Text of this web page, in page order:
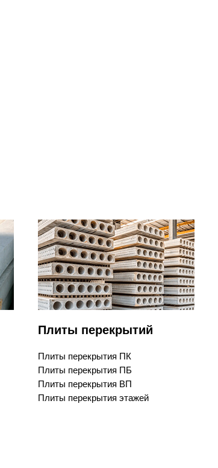
Плиты перекрытий
Плиты перекрытия ПК
Плиты перекрытия ПБ
Плиты перекрытия ВП
Плиты перекрытия этажей